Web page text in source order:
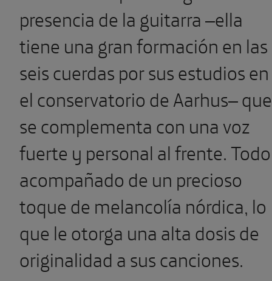
presencia de la guitarra –ella
tiene una gran formación en las
seis cuerdas por sus estudios en
el conservatorio de Aarhus– que
se complementa con una voz
fuerte y personal al frente. Todo
acompañado de un precioso
toque de melancolía nórdica, lo
que le otorga una alta dosis de
originalidad a sus canciones.